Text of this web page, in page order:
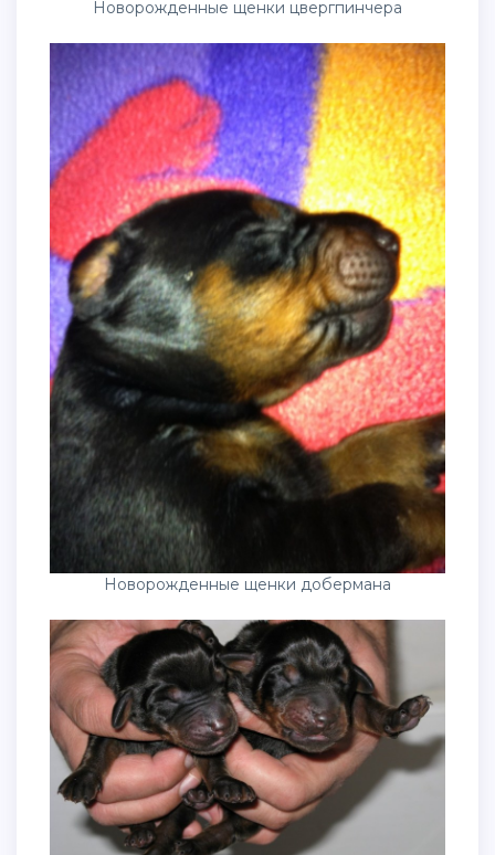
Новорожденные щенки цвергпинчера
Новорожденные щенки добермана